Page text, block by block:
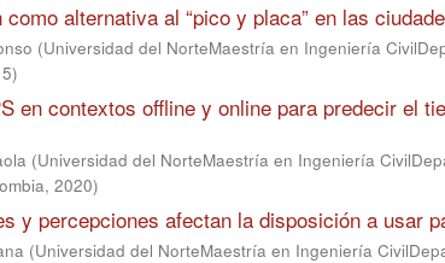
alternativa al “pico y placa” en las
(Universidad del NorteMaestría en Ingeniería
)
en contextos offline y online para predecir el
(Universidad del NorteMaestría en Ingeniería
, 2020)
y percepciones afectan la disposición a usar
(Universidad del NorteMaestría en Ingeniería